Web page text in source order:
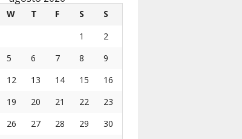
W T F S
S
1
2
5 6 7 8
9
12 13 14 15
16
19 20 21 22
23
26 27 28 29
30